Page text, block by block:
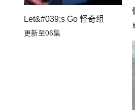
Let&#039;s Go 怪奇组
更新至06集